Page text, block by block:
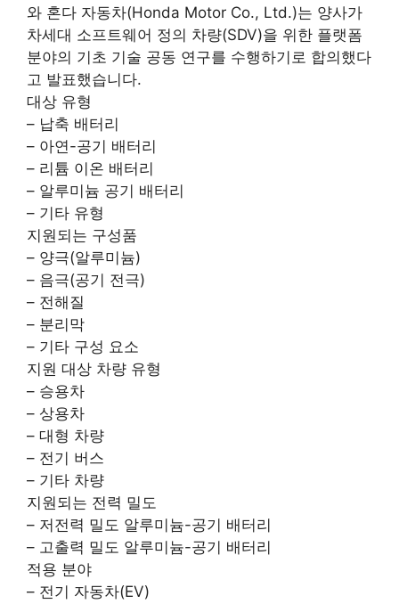
와 혼다 자동차(Honda Motor Co., Ltd.)는 양사가
차세대 소프트웨어 정의 차량(SDV)을 위한 플랫폼
분야의 기초 기술 공동 연구를 수행하기로 합의했다
고 발표했습니다.
대상 유형
– 납축 배터리
– 아연-공기 배터리
– 리튬 이온 배터리
– 알루미늄 공기 배터리
– 기타 유형
지원되는 구성품
– 양극(알루미늄)
– 음극(공기 전극)
– 전해질
– 분리막
– 기타 구성 요소
지원 대상 차량 유형
– 승용차
– 상용차
– 대형 차량
– 전기 버스
– 기타 차량
지원되는 전력 밀도
– 저전력 밀도 알루미늄-공기 배터리
– 고출력 밀도 알루미늄-공기 배터리
적용 분야
– 전기 자동차(EV)